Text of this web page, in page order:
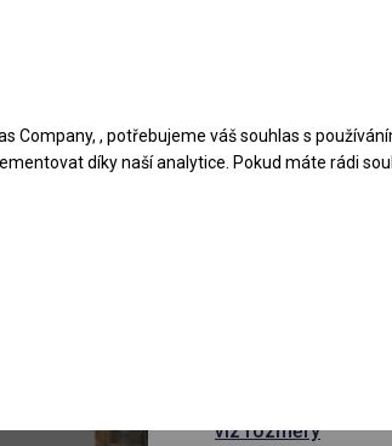
viz rozměry
, potřebujeme váš souhlas s
díky naší analytice. Pokud máte rádi